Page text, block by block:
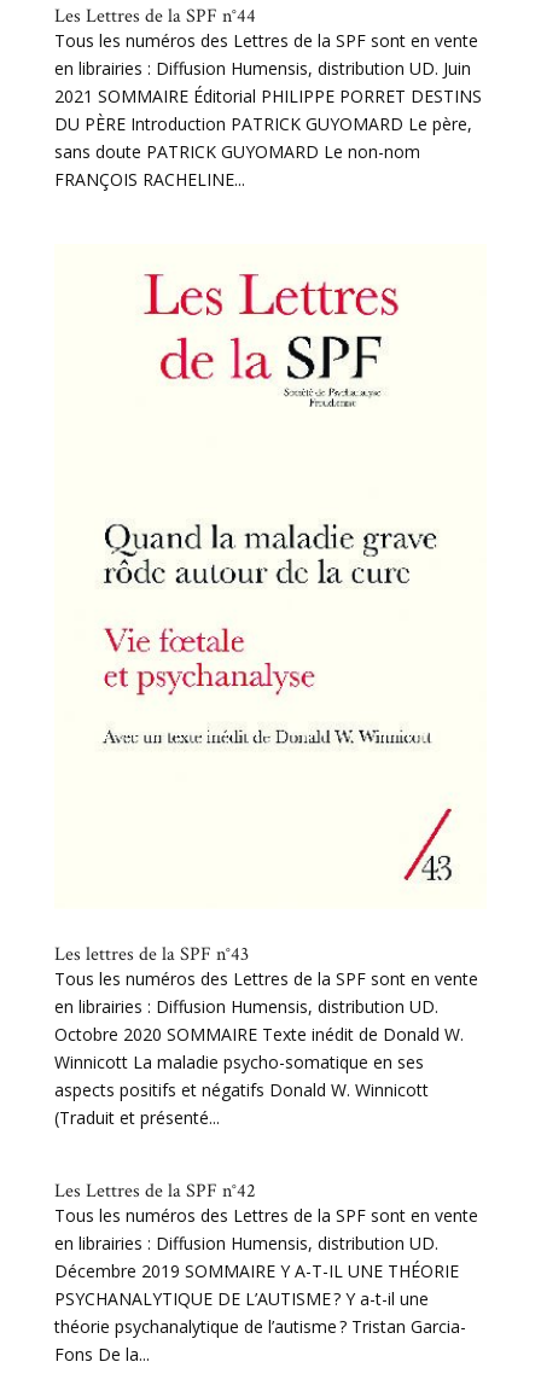
Les Lettres de la SPF n°44
Tous les numéros des Lettres de la SPF sont en vente
en librairies : Diffusion Humensis, distribution UD. Juin
2021 SOMMAIRE Éditorial PHILIPPE PORRET DESTINS
DU PÈRE Introduction PATRICK GUYOMARD Le père,
sans doute PATRICK GUYOMARD Le non-nom
FRANÇOIS RACHELINE...
Les lettres de la SPF n°43
Tous les numéros des Lettres de la SPF sont en vente
en librairies : Diffusion Humensis, distribution UD.
Octobre 2020 SOMMAIRE Texte inédit de Donald W.
Winnicott La maladie psycho-somatique en ses
aspects positifs et négatifs Donald W. Winnicott
(Traduit et présenté...
Les Lettres de la SPF n°42
Tous les numéros des Lettres de la SPF sont en vente
en librairies : Diffusion Humensis, distribution UD.
Décembre 2019 SOMMAIRE Y A-T-IL UNE THÉORIE
PSYCHANALYTIQUE DE L’AUTISME ? Y a-t-il une
théorie psychanalytique de l’autisme ? Tristan Garcia-
Fons De la...